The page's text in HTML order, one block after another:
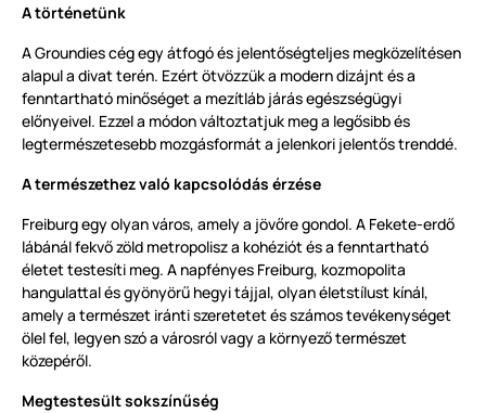
A történetünk
A Groundies cég egy átfogó és jelentőségteljes megközelítésen
alapul a divat terén. Ezért ötvözzük a modern dizájnt és a
fenntartható minőséget a mezítláb járás egészségügyi
előnyeivel. Ezzel a módon változtatjuk meg a legősibb és
legtermészetesebb mozgásformát a jelenkori jelentős trenddé.
A természethez való kapcsolódás érzése
Freiburg egy olyan város, amely a jövőre gondol. A Fekete-erdő
lábánál fekvő zöld metropolisz a kohéziót és a fenntartható
életet testesíti meg. A napfényes Freiburg, kozmopolita
hangulattal és gyönyörű hegyi tájjal, olyan életstílust kínál,
amely a természet iránti szeretetet és számos tevékenységet
ölel fel, legyen szó a városról vagy a környező természet
közepéről.
Megtestesült sokszínűség